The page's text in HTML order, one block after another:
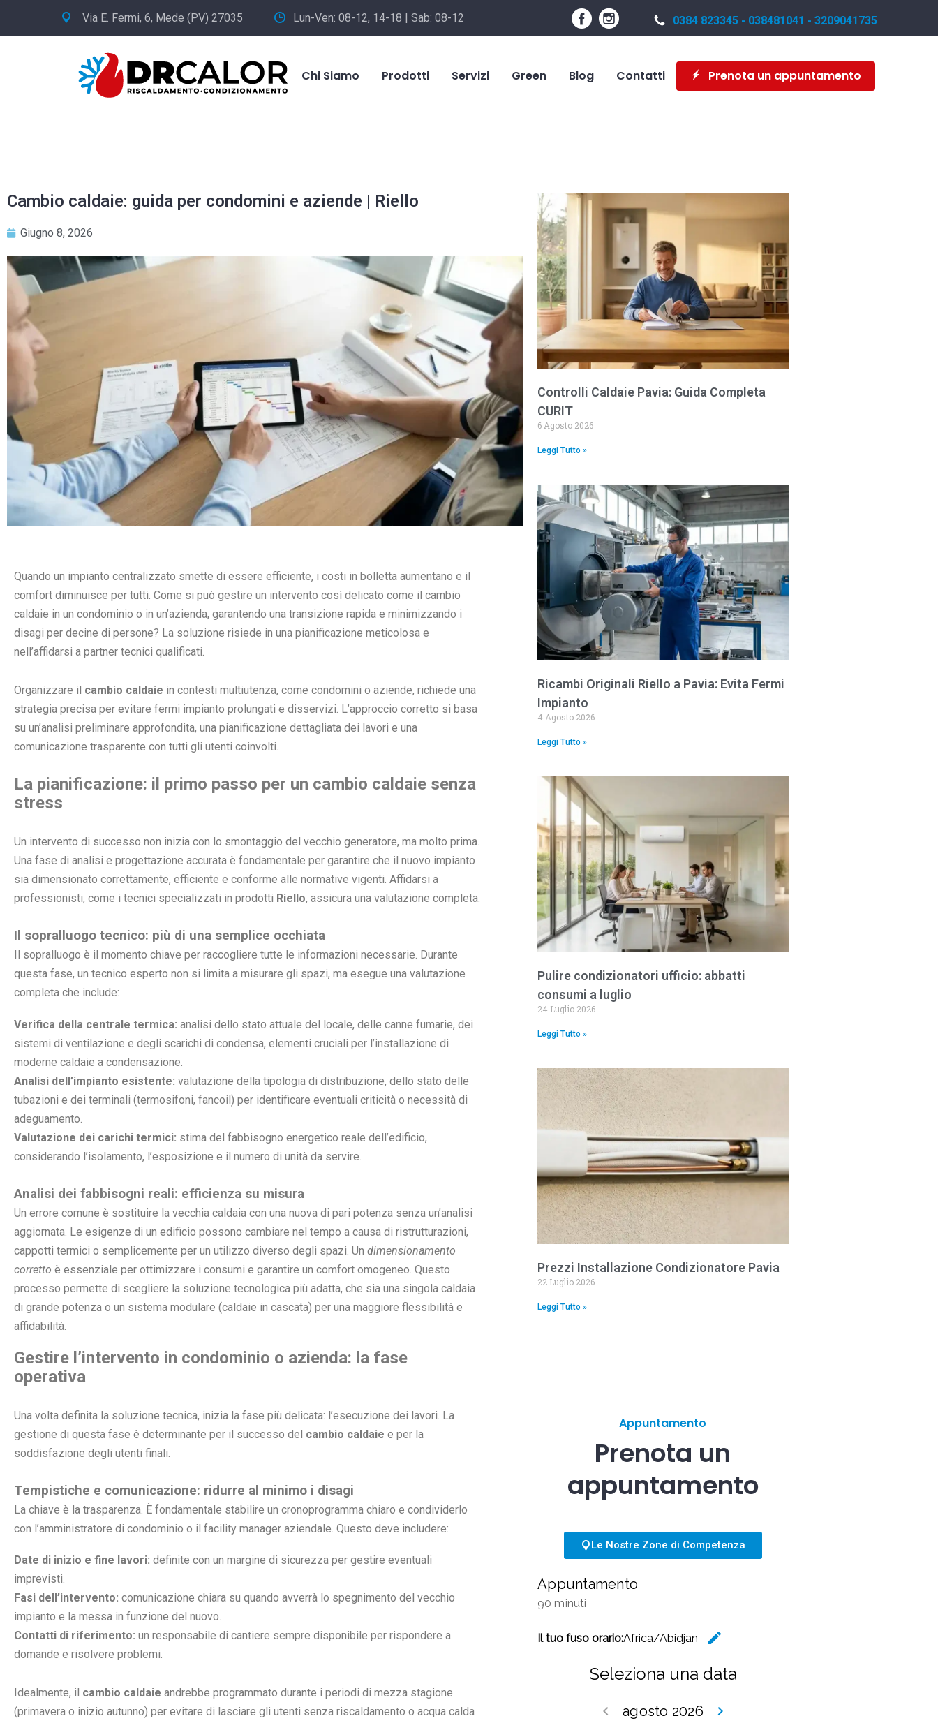
Via E. Fermi, 6, Mede (PV) 27035 Lun-Ven: 08-12, 14-18 | Sab: 08-12 0384 823345 - 038481041 - 3209041735
Chi Siamo Prodotti Servizi Green Blog Contatti Prenota un appuntamento
Cambio caldaie: guida per condomini e aziende | Riello
Giugno 8, 2026
Quando un impianto centralizzato smette di essere efficiente, i costi in bolletta aumentano e il
comfort diminuisce per tutti. Come si può gestire un intervento così delicato come il cambio
caldaie in un condominio o in un’azienda, garantendo una transizione rapida e minimizzando i
disagi per decine di persone? La soluzione risiede in una pianificazione meticolosa e
nell’affidarsi a partner tecnici qualificati.
Organizzare il cambio caldaie in contesti multiutenza, come condomini o aziende, richiede una
strategia precisa per evitare fermi impianto prolungati e disservizi. L’approccio corretto si basa
su un’analisi preliminare approfondita, una pianificazione dettagliata dei lavori e una
comunicazione trasparente con tutti gli utenti coinvolti.
La pianificazione: il primo passo per un cambio caldaie senza
stress
Un intervento di successo non inizia con lo smontaggio del vecchio generatore, ma molto prima.
Una fase di analisi e progettazione accurata è fondamentale per garantire che il nuovo impianto
sia dimensionato correttamente, efficiente e conforme alle normative vigenti. Affidarsi a
professionisti, come i tecnici specializzati in prodotti Riello, assicura una valutazione completa.
Il sopralluogo tecnico: più di una semplice occhiata
Il sopralluogo è il momento chiave per raccogliere tutte le informazioni necessarie. Durante
questa fase, un tecnico esperto non si limita a misurare gli spazi, ma esegue una valutazione
completa che include:
Verifica della centrale termica: analisi dello stato attuale del locale, delle canne fumarie, dei
sistemi di ventilazione e degli scarichi di condensa, elementi cruciali per l’installazione di
moderne caldaie a condensazione.
Analisi dell’impianto esistente: valutazione della tipologia di distribuzione, dello stato delle
tubazioni e dei terminali (termosifoni, fancoil) per identificare eventuali criticità o necessità di
adeguamento.
Valutazione dei carichi termici: stima del fabbisogno energetico reale dell’edificio,
considerando l’isolamento, l’esposizione e il numero di unità da servire.
Analisi dei fabbisogni reali: efficienza su misura
Un errore comune è sostituire la vecchia caldaia con una nuova di pari potenza senza un’analisi
aggiornata. Le esigenze di un edificio possono cambiare nel tempo a causa di ristrutturazioni,
cappotti termici o semplicemente per un utilizzo diverso degli spazi. Un dimensionamento
corretto è essenziale per ottimizzare i consumi e garantire un comfort omogeneo. Questo
processo permette di scegliere la soluzione tecnologica più adatta, che sia una singola caldaia
di grande potenza o un sistema modulare (caldaie in cascata) per una maggiore flessibilità e
affidabilità.
Gestire l’intervento in condominio o azienda: la fase
operativa
Una volta definita la soluzione tecnica, inizia la fase più delicata: l’esecuzione dei lavori. La
gestione di questa fase è determinante per il successo del cambio caldaie e per la
soddisfazione degli utenti finali.
Tempistiche e comunicazione: ridurre al minimo i disagi
La chiave è la trasparenza. È fondamentale stabilire un cronoprogramma chiaro e condividerlo
con l’amministratore di condominio o il facility manager aziendale. Questo deve includere:
Date di inizio e fine lavori: definite con un margine di sicurezza per gestire eventuali
imprevisti.
Fasi dell’intervento: comunicazione chiara su quando avverrà lo spegnimento del vecchio
impianto e la messa in funzione del nuovo.
Contatti di riferimento: un responsabile di cantiere sempre disponibile per rispondere a
domande e risolvere problemi.
Idealmente, il cambio caldaie andrebbe programmato durante i periodi di mezza stagione
(primavera o inizio autunno) per evitare di lasciare gli utenti senza riscaldamento o acqua calda
Controlli Caldaie Pavia: Guida Completa
CURIT
6 Agosto 2026
Leggi Tutto »
Ricambi Originali Riello a Pavia: Evita Fermi
Impianto
4 Agosto 2026
Leggi Tutto »
Pulire condizionatori ufficio: abbatti
consumi a luglio
24 Luglio 2026
Leggi Tutto »
Prezzi Installazione Condizionatore Pavia
22 Luglio 2026
Leggi Tutto »
Appuntamento
Prenota un
appuntamento
Le Nostre Zone di Competenza